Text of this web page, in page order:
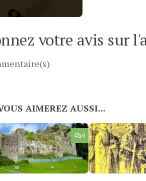
votre avis sur
AIMEREZ AUSSI...
0